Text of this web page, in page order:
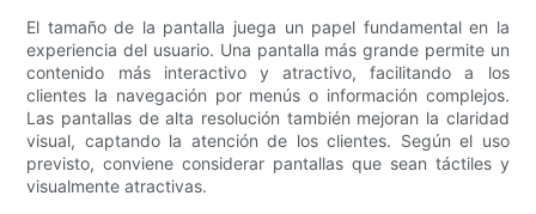
El tamaño de la pantalla juega un papel fundamental en la
experiencia del usuario. Una pantalla más grande permite un
contenido más interactivo y atractivo, facilitando a los
clientes la navegación por menús o información complejos.
Las pantallas de alta resolución también mejoran la claridad
visual, captando la atención de los clientes. Según el uso
previsto, conviene considerar pantallas que sean táctiles y
visualmente atractivas.